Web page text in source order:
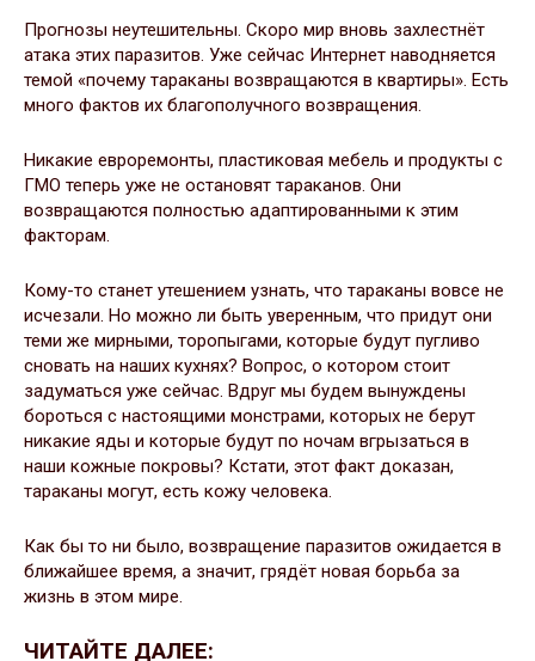
Прогнозы неутешительны. Скоро мир вновь захлестнёт
атака этих паразитов. Уже сейчас Интернет наводняется
темой «почему тараканы возвращаются в квартиры». Есть
много фактов их благополучного возвращения.
Никакие евроремонты, пластиковая мебель и продукты с
ГМО теперь уже не остановят тараканов. Они
возвращаются полностью адаптированными к этим
факторам.
Кому-то станет утешением узнать, что тараканы вовсе не
исчезали. Но можно ли быть уверенным, что придут они
теми же мирными, торопыгами, которые будут пугливо
сновать на наших кухнях? Вопрос, о котором стоит
задуматься уже сейчас. Вдруг мы будем вынуждены
бороться с настоящими монстрами, которых не берут
никакие яды и которые будут по ночам вгрызаться в
наши кожные покровы? Кстати, этот факт доказан,
тараканы могут, есть кожу человека.
Как бы то ни было, возвращение паразитов ожидается в
ближайшее время, а значит, грядёт новая борьба за
жизнь в этом мире.
ЧИТАЙТЕ ДАЛЕЕ: